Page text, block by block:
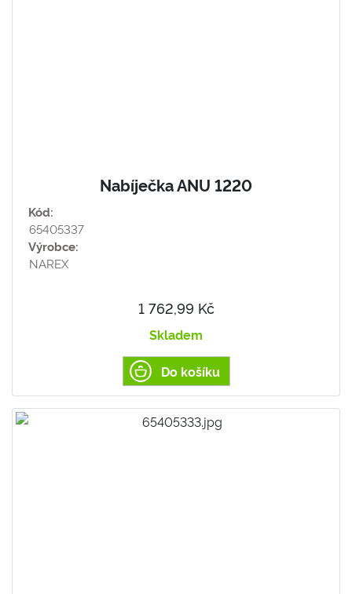
Nabíječka ANU 1220
Kód:
65405337
Výrobce:
NAREX
1 762,99 Kč
Skladem
Do košíku